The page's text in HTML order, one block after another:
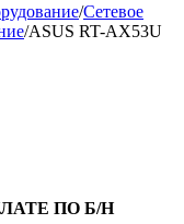
/Сетевое
/ASUS RT-AX53U
ПО Б/Н